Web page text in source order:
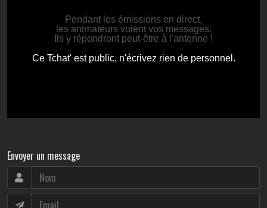
Envoyer un message